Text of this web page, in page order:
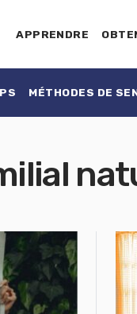
APPRENDRE
MÉTHODES DE